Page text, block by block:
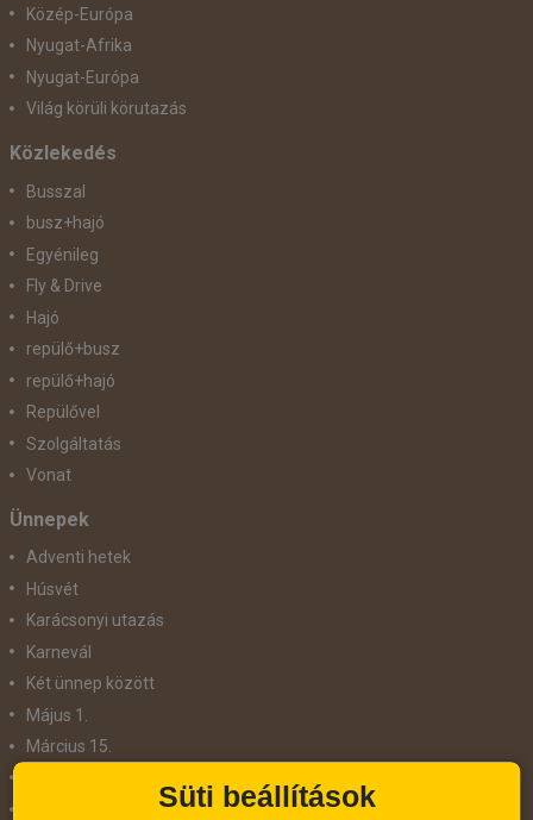
Közép-Európa
Nyugat-Afrika
Nyugat-Európa
Világ körüli körutazás
Közlekedés
Busszal
busz+hajó
Egyénileg
Fly & Drive
Hajó
repülő+busz
repülő+hajó
Repülővel
Szolgáltatás
Vonat
Ünnepek
Adventi hetek
Húsvét
Karácsonyi utazás
Karnevál
Két ünnep között
Május 1.
Március 15.
Süti beállítások